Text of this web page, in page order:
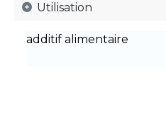
Utilisation
additif alimentaire